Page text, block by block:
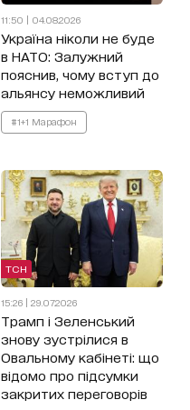
11:50 | 04.08.2026
Україна ніколи не буде
в НАТО: Залужний
пояснив, чому вступ до
альянсу неможливий
#1+1 Марафон
ТСН
15:26 | 29.07.2026
Трамп і Зеленський
знову зустрілися в
Овальному кабінеті: що
відомо про підсумки
закритих переговорів